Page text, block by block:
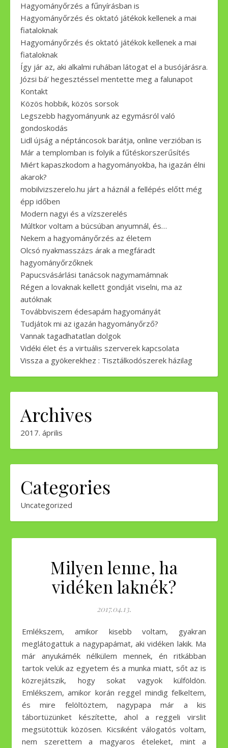
Hagyományőrzés a fűnyírásban is
Hagyományőrzés és oktató játékok kellenek a mai
fiataloknak
Hagyományőrzés és oktató játékok kellenek a mai
fiataloknak
Így jár az, aki alkalmi ruhában látogat el a busójárásra.
Józsi bá’ hegesztéssel mentette meg a falunapot
Kontakt
Közös hobbik, közös sorsok
Legszebb hagyományunk az egymásról való
gondoskodás
Lidl újság a néptáncosok barátja, online verzióban is
Már a templomban is folyik a fűtéskorszerűsítés
Miért kapaszkodom a hagyományokba, ha igazán élni
akarok?
mobilvizszerelo.hu járt a háznál a fellépés előtt még
épp időben
Modern nagyi és a vízszerelés
Múltkor voltam a búcsúban anyumnál, és…
Nekem a hagyományőrzés az életem
Olcsó nyakmasszázs árak a megfáradt
hagyományőrzőknek
Papucsvásárlási tanácsok nagymamámnak
Régen a lovaknak kellett gondját viselni, ma az
autóknak
Továbbviszem édesapám hagyományát
Tudjátok mi az igazán hagyományőrző?
Vannak tagadhatatlan dolgok
Vidéki élet és a virtuális szerverek kapcsolata
Vissza a gyökerekhez : Tisztálkodószerek házilag
Archives
2017. április
Categories
Uncategorized
Milyen lenne, ha
vidéken laknék?
2017.04.13.
Emlékszem, amikor kisebb voltam, gyakran
meglátogattuk a nagypapámat, aki vidéken lakik. Ma
már anyukámék nélkülem mennek, én ritkábban
tartok velük az egyetem és a munka miatt, sőt az is
közrejátszik, hogy sokat vagyok külföldön.
Emlékszem, amikor korán reggel mindig felkeltem,
és mire felöltöztem, nagypapa már a kis
tábortüzünket készítette, ahol a reggeli virslit
megsütöttük közösen. Kicsiként válogatós voltam,
nem szerettem a magyaros ételeket, mint a